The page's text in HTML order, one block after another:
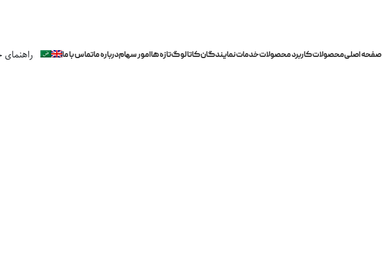
صفحه اصلیمحصولاتکاربرد محصولاتخدماتنمایندگانکاتالوگتازه هاامور سهامدرباره ماتماس با ما